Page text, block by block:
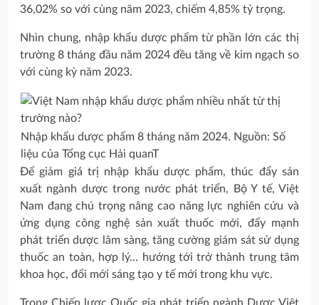
36,02% so với cùng năm 2023, chiếm 4,85% tỷ trọng.
Nhìn chung, nhập khẩu dược phẩm từ phần lớn các thị
trường 8 tháng đầu năm 2024 đều tăng về kim ngạch so
với cùng kỳ năm 2023.
Nhập khẩu dược phẩm 8 tháng năm 2024. Nguồn: Số
liệu của Tổng cục Hải quanT
Để giảm giá trị nhập khẩu dược phẩm, thúc đẩy sản
xuất ngành dược trong nước phát triển, Bộ Y tế, Việt
Nam đang chú trọng nâng cao năng lực nghiên cứu và
ứng dụng công nghệ sản xuất thuốc mới, đẩy mạnh
phát triển dược lâm sàng, tăng cường giám sát sử dụng
thuốc an toàn, hợp lý… hướng tới trở thành trung tâm
khoa học, đổi mới sáng tạo y tế mới trong khu vực.